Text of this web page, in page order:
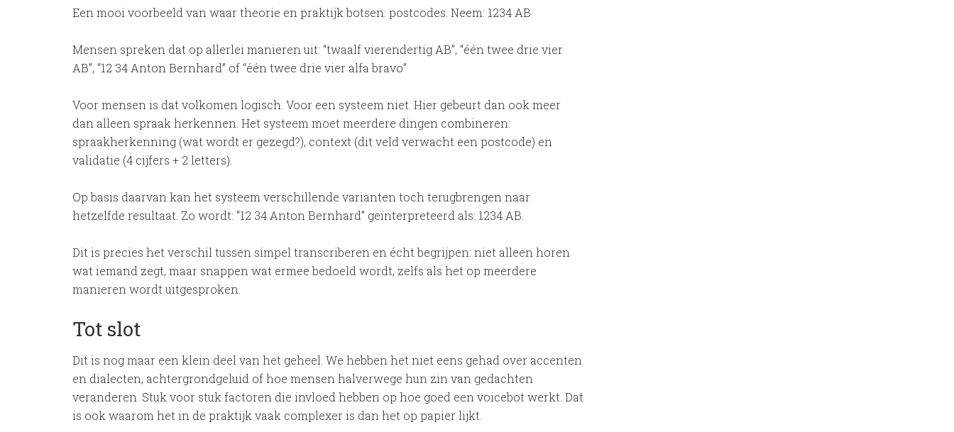
Een mooi voorbeeld van waar theorie en praktijk botsen: postcodes. Neem: 1234 AB
Mensen spreken dat op allerlei manieren uit: “twaalf vierendertig AB”, “één twee drie vier
AB”, “12 34 Anton Bernhard” of “één twee drie vier alfa bravo”
Voor mensen is dat volkomen logisch. Voor een systeem niet. Hier gebeurt dan ook meer
dan alleen spraak herkennen. Het systeem moet meerdere dingen combineren:
spraakherkenning (wat wordt er gezegd?), context (dit veld verwacht een postcode) en
validatie (4 cijfers + 2 letters).
Op basis daarvan kan het systeem verschillende varianten toch terugbrengen naar
hetzelfde resultaat. Zo wordt: “12 34 Anton Bernhard” geïnterpreteerd als: 1234 AB.
Dit is precies het verschil tussen simpel transcriberen en écht begrijpen: niet alleen horen
wat iemand zegt, maar snappen wat ermee bedoeld wordt, zelfs als het op meerdere
manieren wordt uitgesproken.
Tot slot
Dit is nog maar een klein deel van het geheel. We hebben het niet eens gehad over accenten
en dialecten, achtergrondgeluid of hoe mensen halverwege hun zin van gedachten
veranderen. Stuk voor stuk factoren die invloed hebben op hoe goed een voicebot werkt. Dat
is ook waarom het in de praktijk vaak complexer is dan het op papier lijkt.